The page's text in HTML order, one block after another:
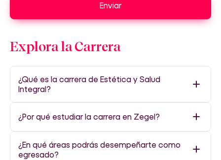
Enviar
Explora la Carrera
¿Qué es la carrera de Estética y Salud
Integral?
¿Por qué estudiar la carrera en Zegel?
¿En qué áreas podrás desempeñarte como
egresado?